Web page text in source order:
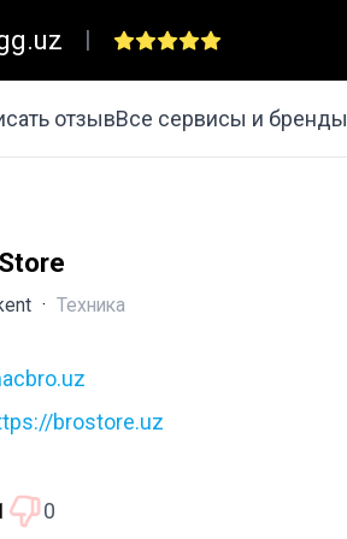
|
отзывВсе сервисы и бренды
· Техника
brostore.uz
0